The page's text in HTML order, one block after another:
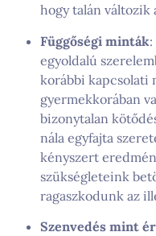
hogy talán változik
Függőségi minták
egyoldalú
korábbi kapcsolati
gyermekkorában
bizonytalan
nála egyfajta
kényszert
szükségleteink
ragaszkodunk az
Szenvedés mint